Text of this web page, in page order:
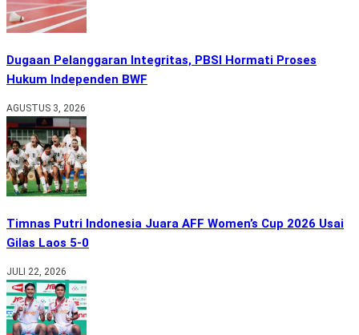
Dugaan Pelanggaran Integritas, PBSI Hormati Proses
Hukum Independen BWF
AGUSTUS 3, 2026
Timnas Putri Indonesia Juara AFF Women’s Cup 2026 Usai
Gilas Laos 5-0
JULI 22, 2026